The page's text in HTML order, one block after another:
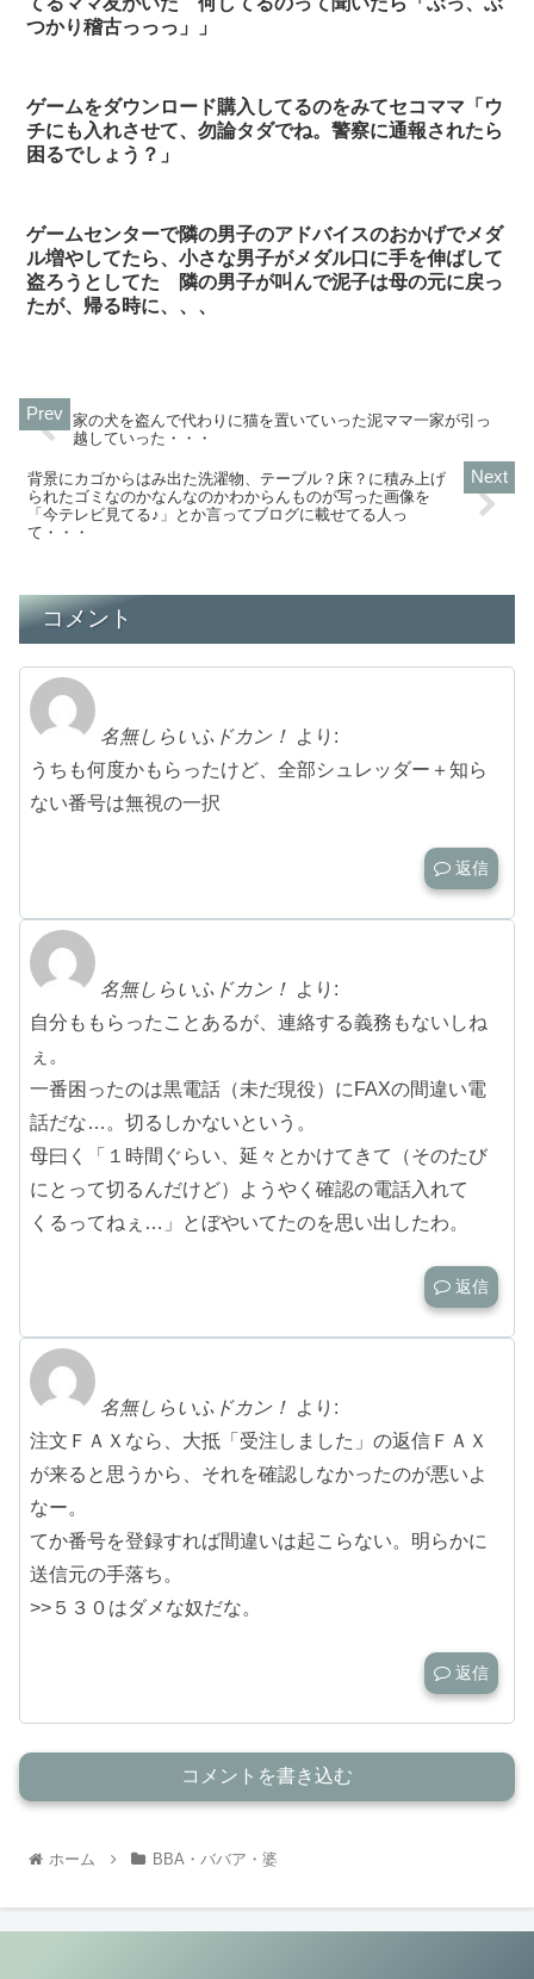
つかり稽古っっっ」」
ゲームをダウンロード購入してるのをみてセコママ「ウ
チにも入れさせて、勿論タダでね。警察に通報されたら
困るでしょう？」
ゲームセンターで隣の男子のアドバイスのおかげでメダ
ル増やしてたら、小さな男子がメダル口に手を伸ばして
盗ろうとしてた 隣の男子が叫んで泥子は母の元に戻っ
たが、帰る時に、、、
家の犬を盗んで代わりに猫を置いていった泥ママ一家が引っ
越していった・・・
背景にカゴからはみ出た洗濯物、テーブル？床？に積み上げ
られたゴミなのかなんなのかわからんものが写った画像を
「今テレビ見てる♪」とか言ってブログに載せてる人っ
て・・・
コメント
名無しらいふドカン！ より:
うちも何度かもらったけど、全部シュレッダー＋知ら
ない番号は無視の一択
返信
名無しらいふドカン！ より:
自分ももらったことあるが、連絡する義務もないしね
ぇ。
一番困ったのは黒電話（未だ現役）にFAXの間違い電
話だな…。切るしかないという。
母曰く「１時間ぐらい、延々とかけてきて（そのたび
にとって切るんだけど）ようやく確認の電話入れて
くるってねぇ…」とぼやいてたのを思い出したわ。
返信
名無しらいふドカン！ より:
注文ＦＡＸなら、大抵「受注しました」の返信ＦＡＸ
が来ると思うから、それを確認しなかったのが悪いよ
なー。
てか番号を登録すれば間違いは起こらない。明らかに
送信元の手落ち。
>>５３０はダメな奴だな。
返信
コメントを書き込む
ホーム BBA・ババア・婆